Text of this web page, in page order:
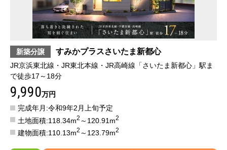
新築分譲 すみかプラスさいたま新都心
JR京浜東北線・JR東北本線・JR高崎線「さいたま新都心」駅ま
で徒歩17～18分
9,990万円
完成年月:令和9年2月上旬予定
土地面積:118.34m2 ～120.91m2
建物面積:110.13m2 ～123.79m2